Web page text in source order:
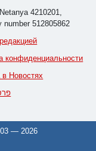
4210201,
number 512805862
конфиденциальности
в Новостях
—2026